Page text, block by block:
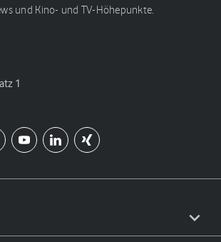
und Kino- und TV-Höhepunkte.
1